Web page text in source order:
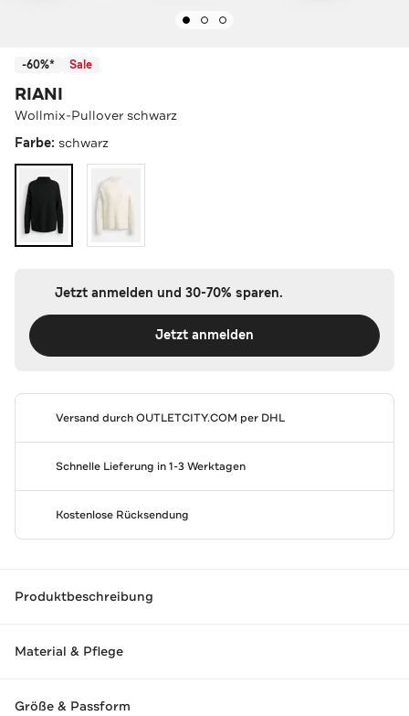
-60%* Sale
RIANI
Wollmix-Pullover schwarz
Farbe: schwarz
Jetzt anmelden und 30-70% sparen.
Jetzt anmelden
Versand durchOUTLETCITY.COM per DHL
Schnelle Lieferung in 1-3 Werktagen
Kostenlose Rücksendung
Produktbeschreibung
Material & Pflege
Größe & Passform